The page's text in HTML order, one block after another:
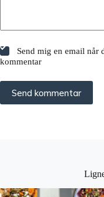
Send mig en email når
kommentar
Send kommentar